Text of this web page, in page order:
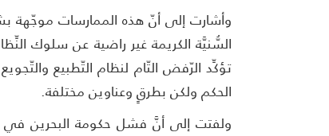
وأشارت إلى أنّ هذه الممارسات موجّهة
السُّنيَّة الكريمة غير راضية عن سلوك
تؤكِّد الرّفض التّام لنظام التّطبيع
الحكم ولكن بطرقٍ وعناوين مختلفة.
ولفتت إلى أنَّ فشل حكومة البحرين في